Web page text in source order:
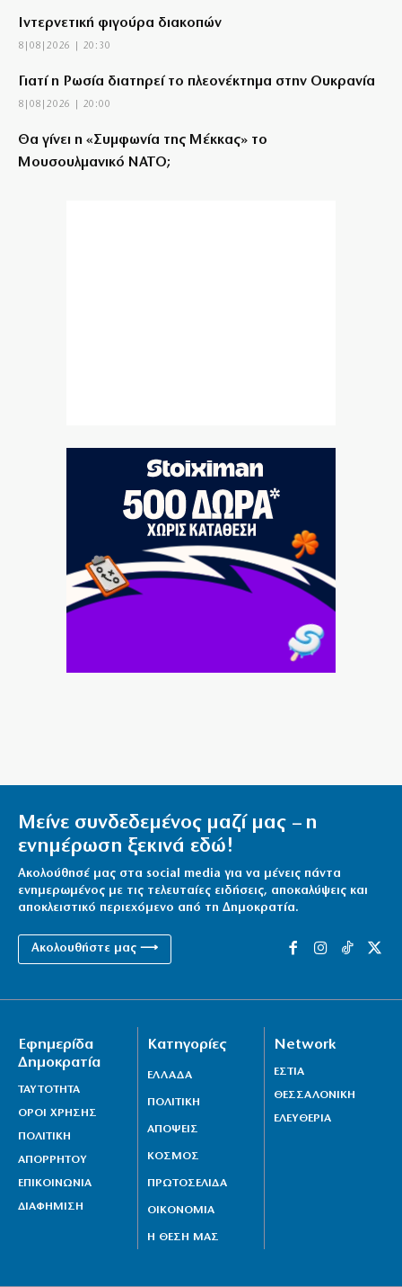
Ιντερνετική φιγούρα διακοπών
8|08|2026 | 20:30
Γιατί η Ρωσία διατηρεί το πλεονέκτημα στην Ουκρανία
8|08|2026 | 20:00
Θα γίνει η «Συμφωνία της Μέκκας» το
Μουσουλμανικό ΝΑΤΟ;
Κυριακή 09/08/2026
Ραγδαία ανάπτυξη του τουρισμού σε μια ανοιχτή Κίνα
8|08|2026 | 18:00
Κίνδυνος πυρκαγιάς σε πέντε περιοχές αύριο – Σε
Πληθωρισμός: Σε κούρσα ανόδου οι τιμές σε κρέας,
ενοίκια, καύσιμα
8|08|2026 | 17:00
Μόλις 815 ευρώ η μέση σύνταξη
8|08|2026 | 16:30
Πανεπιστημιούπολη (βίντεο)
Μείνε συνδεδεμένος μαζί μας – η
ενημέρωση ξεκινά εδώ!
Ακολούθησέ μας στα social media για να μένεις πάντα
ενημερωμένος με τις τελευταίες ειδήσεις, αποκαλύψεις και
αποκλειστικό περιεχόμενο από τη Δημοκρατία.
Ακολουθήστε μας ⟶
Εφημερίδα
Δημοκρατία
ΤΑΥΤΟΤΗΤΑ
ΟΡΟΙ ΧΡΗΣΗΣ
ΠΟΛΙΤΙΚΗ
ΑΠΟΡΡΗΤΟΥ
ΕΠΙΚΟΙΝΩΝΙΑ
ΔΙΑΦΗΜΙΣΗ
Κατηγορίες
ΕΛΛΑΔΑ
ΠΟΛΙΤΙΚΗ
ΑΠΟΨΕΙΣ
ΚΟΣΜΟΣ
ΠΡΩΤΟΣΕΛΙΔΑ
ΟΙΚΟΝΟΜΙΑ
Η ΘΕΣΗ ΜΑΣ
Network
ΕΣΤΙΑ
ΘΕΣΣΑΛΟΝΙΚΗ
ΕΛΕΥΘΕΡΙΑ